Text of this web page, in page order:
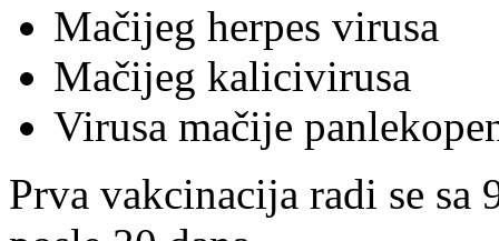
Mačijeg herpes virusa
Mačijeg kalicivirusa
Virusa mačije
Prva vakcinacija radi se sa